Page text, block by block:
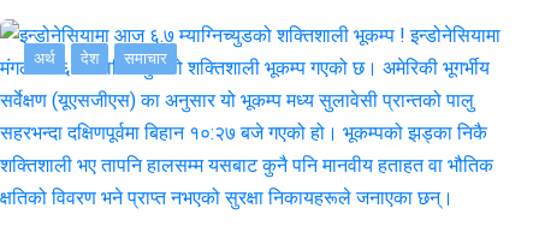
अर्थ देश समाचार